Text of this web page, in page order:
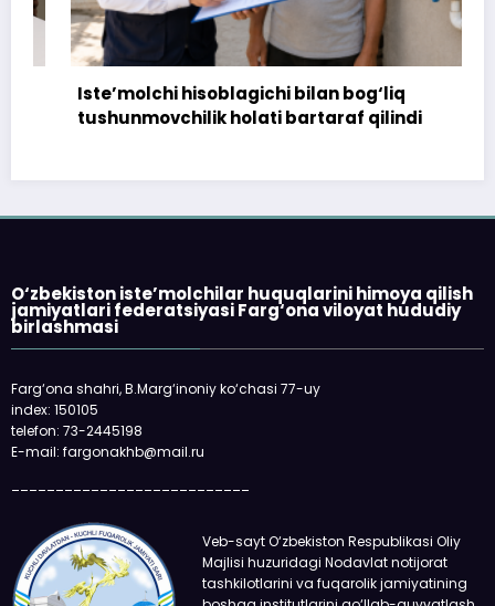
Iste’molchi hisoblagichi bilan bog‘liq
tushunmovchilik holati bartaraf qilindi
O‘zbekiston iste’molchilar huquqlarini himoya qilish
jamiyatlari federatsiyasi Farg‘ona viloyat hududiy
birlashmasi
Farg‘ona shahri, B.Marg‘inoniy ko‘chasi 77-uy
index: 150105
telefon: 73-2445198
E-mail: fargonakhb@mail.ru
Veb-sayt O‘zbekiston Respublikasi Oliy
Majlisi huzuridagi Nodavlat notijorat
tashkilotlarini va fuqarolik jamiyatining